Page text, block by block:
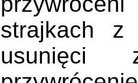
strajkach
usunięci